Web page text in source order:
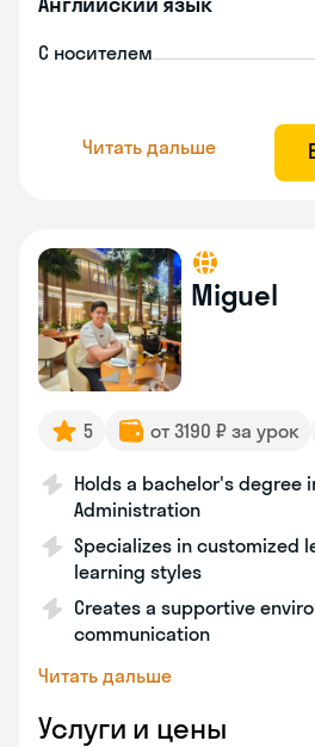
С носителем
Читать дальше
Miguel
5 от 3190 ₽ за урок
Holds a bachelor's degree
Administration
Specializes in customized
learning styles
Creates a supportive
communication
Читать дальше
Услуги и цены